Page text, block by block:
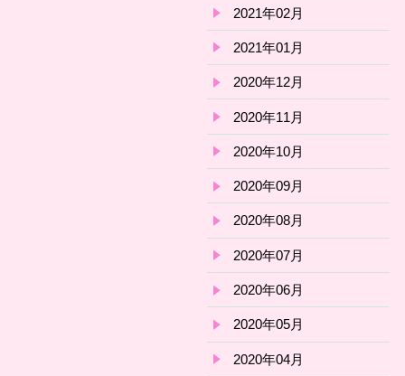
2021年02月
2021年01月
2020年12月
2020年11月
2020年10月
2020年09月
2020年08月
2020年07月
2020年06月
2020年05月
2020年04月